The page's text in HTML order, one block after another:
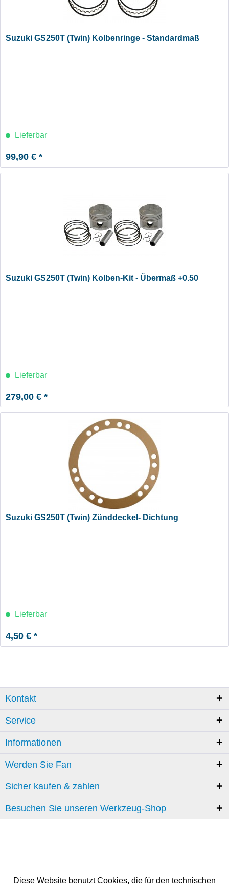
Suzuki GS250T (Twin) Kolbenringe - Standardmaß
Lieferbar
99,90 € *
Suzuki GS250T (Twin) Kolben-Kit - Übermaß +0.50
Lieferbar
279,00 € *
Suzuki GS250T (Twin) Zünddeckel- Dichtung
Lieferbar
4,50 € *
Kontakt
Service
Informationen
Werden Sie Fan
Sicher kaufen & zahlen
Besuchen Sie unseren Werkzeug-Shop
Diese Website benutzt Cookies, die für den technischen